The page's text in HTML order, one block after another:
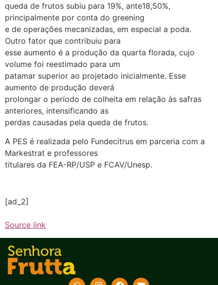
queda de frutos subiu para 19%, ante18,50%,
principalmente por conta do greening
e de operações mecanizadas, em especial a poda.
Outro fator que contribuiu para
esse aumento é a produção da quarta florada, cujo
volume foi reestimado para um
patamar superior ao projetado inicialmente. Esse
aumento de produção deverá
prolongar o período de colheita em relação às safras
anteriores, intensificando as
perdas causadas pela queda de frutos.
A PES é realizada pelo Fundecitrus em parceria com a
Markestrat e professores
titulares da FEA-RP/USP e FCAV/Unesp.
[ad_2]
Source link